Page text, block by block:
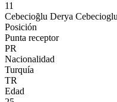
11
Cebecioğlu Derya Cebecioglu
Posición
Punta receptor
PR
Nacionalidad
Turquía
TR
Edad